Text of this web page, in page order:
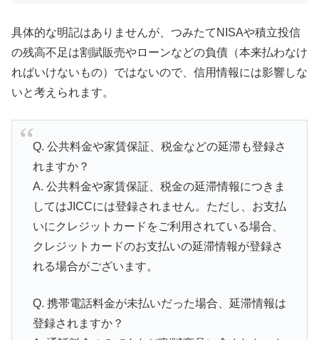
具体的な明記はありませんが、つみたてNISAや積立投信
の残高不足は割賦販売やローンなどの負債（本来払わなけ
ればいけないもの）ではないので、信用情報には影響しな
いと考えられます。
Q. 公共料金や家賃保証、税金などの延滞も登録さ
れますか？
A. 公共料金や家賃保証、税金の延滞情報につきま
してはJICCには登録されません。ただし、お支払
いにクレジットカードをご利用されている場合、
クレジットカードのお支払いの延滞情報が登録さ
れる場合がございます。
Q. 携帯電話料金が未払いだった場合、延滞情報は
登録されますか？